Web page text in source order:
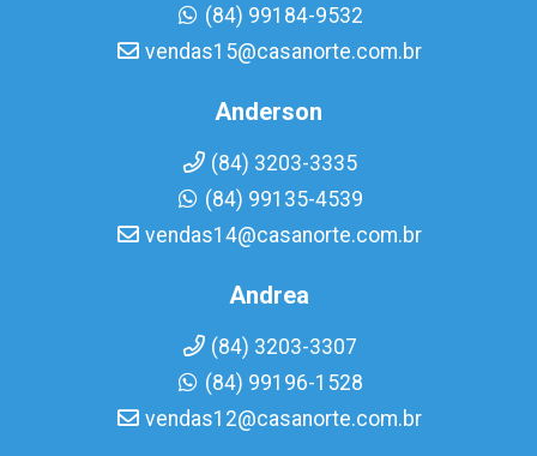
(84) 99184-9532
vendas15@casanorte.com.br
Anderson
(84) 3203-3335
(84) 99135-4539
vendas14@casanorte.com.br
Andrea
(84) 3203-3307
(84) 99196-1528
vendas12@casanorte.com.br